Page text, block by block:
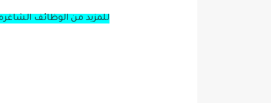
للمزيد من الوظائف